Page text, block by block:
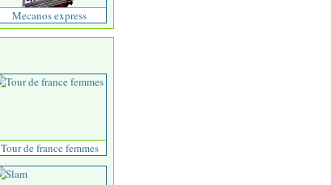
Mecanos express
Tour de france femmes